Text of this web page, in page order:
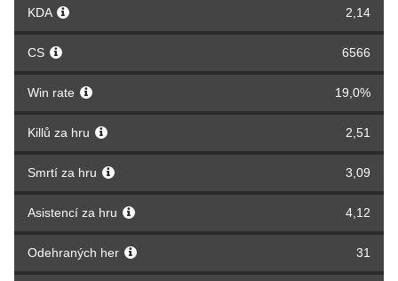
KDA 2,14
CS 6566
Win rate 19,0%
Killů za hru 2,51
Smrtí za hru 3,09
Asistencí za hru 4,12
Odehraných her 31